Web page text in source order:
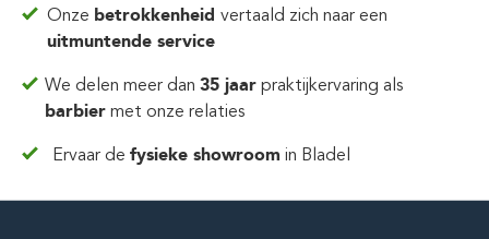
Onze betrokkenheid vertaald zich naar een
uitmuntende service
We delen meer dan 35 jaar praktijkervaring als
barbier met onze relaties
Ervaar de fysieke showroom in Bladel